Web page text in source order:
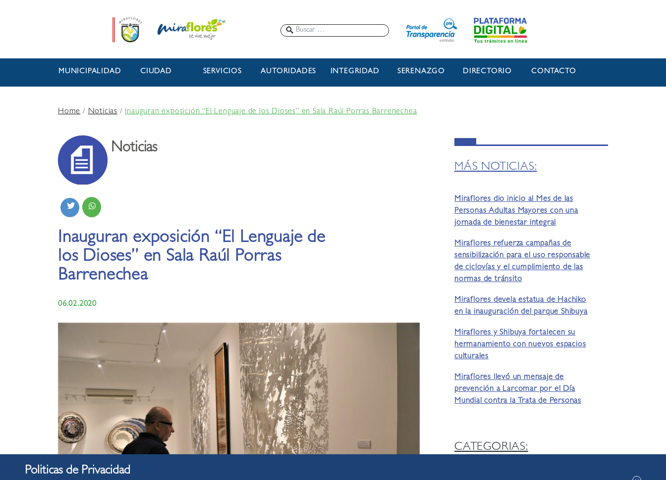
MUNICIPALIDAD CIUDAD SERVICIOS AUTORIDADES INTEGRIDAD SERENAZGO DIRECTORIO CONTACTO
Home/Noticias /Inauguran exposición “El Lenguaje de los Dioses” en Sala Raúl Porras Barrenechea
Noticias
Inauguran exposición “El Lenguaje de
los Dioses” en Sala Raúl Porras
Barrenechea
06.02.2020
MÁS NOTICIAS:
Miraflores dio inicio al Mes de las
Personas Adultas Mayores con una
jornada de bienestar integral
Miraflores refuerza campañas de
sensibilización para el uso responsable
de ciclovías y el cumplimiento de las
normas de tránsito
Miraflores devela estatua de Hachiko
en la inauguración del parque Shibuya
Miraflores y Shibuya fortalecen su
hermanamiento con nuevos espacios
culturales
Miraflores llevó un mensaje de
prevención a Larcomar por el Día
Mundial contra la Trata de Personas
CATEGORIAS: